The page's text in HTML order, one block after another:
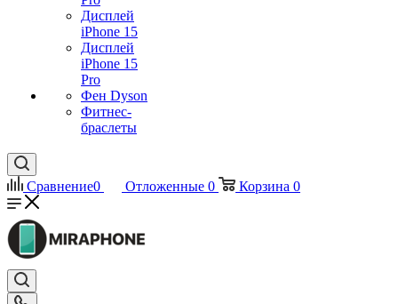
Дисплей
iPhone 15
Дисплей
iPhone 15
Pro
Фен Dyson
Фитнес-
браслеты
Сравнение0 Отложенные 0 Корзина 0